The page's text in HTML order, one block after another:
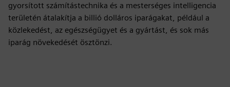
gyorsított számítástechnika és a mesterséges intelligencia
területén átalakítja a billió dolláros iparágakat, például a
közlekedést, az egészségügyet és a gyártást, és sok más
iparág növekedését ösztönzi.